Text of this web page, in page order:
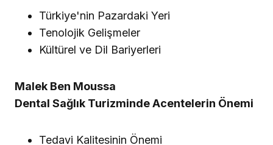
Türkiye'nin Pazardaki Yeri
Tenolojik Gelişmeler
Kültürel ve Dil Bariyerleri
Malek Ben Moussa
Dental Sağlık Turizminde Acentelerin Önemi
Tedavi Kalitesinin Önemi